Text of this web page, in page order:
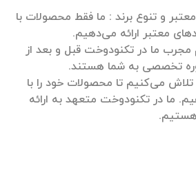
معتبر و تنوع برند : ما فقط محصولات با
ما در تکنودوخت قبل و بعد از
می‌کنیم تا محصولات خود را با
ما در تکنودوخت متعهد به ارائه
هستیم.